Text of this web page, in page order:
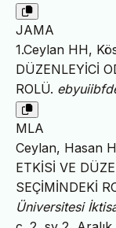
JAMA
1.Ceylan HH,
DÜZENLEYİCİ
ROLÜ.
MLA
Ceylan, Hasan
ETKİSİ VE
SEÇİMİNDEKİ
Üniversitesi